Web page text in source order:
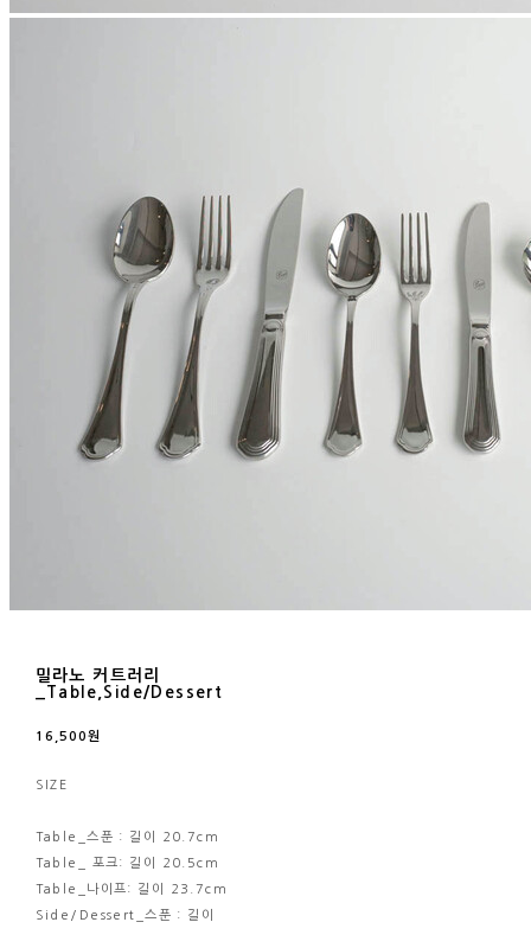
밀라노 커트러리
_Table,Side/Dessert
16,500원
SIZE
Table_스푼 : 길이 20.7cm
Table_ 포크: 길이 20.5cm
Table_나이프: 길이 23.7cm
Side/Dessert_스푼 : 길이